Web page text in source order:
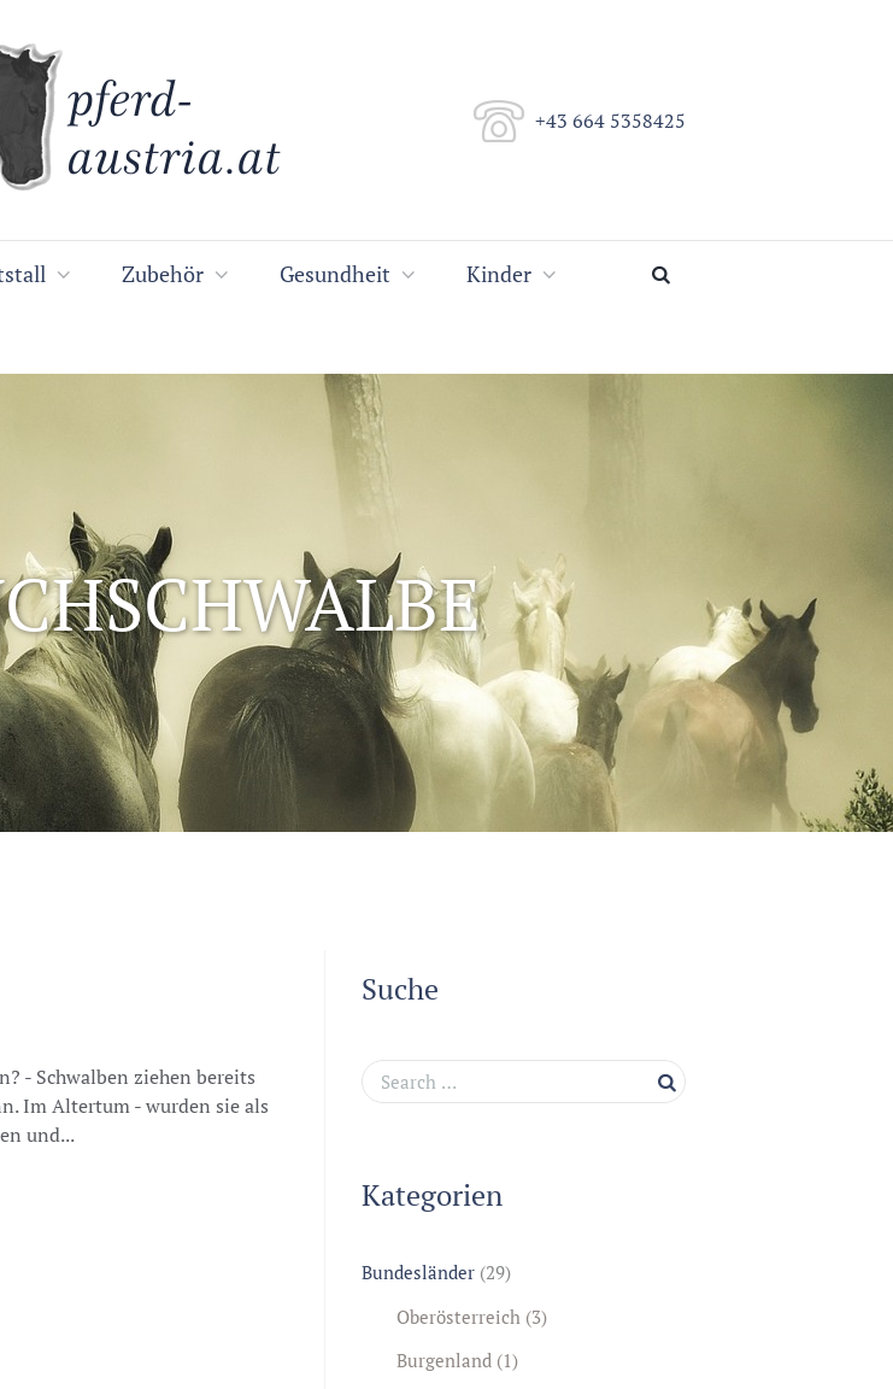
+43 664 5358425
Zubehör Gesundheit Kinder
- Schwalben ziehen bereits
Im Altertum - wurden sie als
und...
Suche
Kategorien
Bundesländer (29)
Oberösterreich (3)
Burgenland (1)